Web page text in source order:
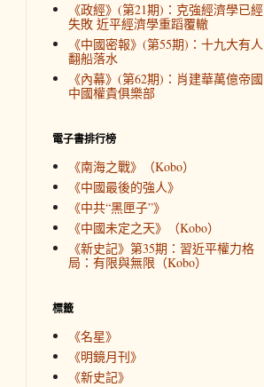
《政經》(第21期)：克強經濟學已經
失敗 近平經濟學重蹈覆轍
《中國密報》(第55期)：十九大有人
翻船落水
《內幕》(第62期)：肖建華萬億帝國
中國權貴俱樂部
電子書排行榜
《南海之戰》（Kobo）
《中國最後的強人》
《中共“黑匣子”》
《中國未定之天》（Kobo）
《新史記》第35期：習近平權力格
局：有限與無限（Kobo）
標籤
《名星》
《明鏡月刊》
《新史記》